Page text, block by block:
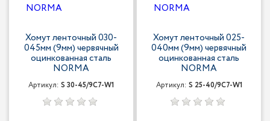
Хомут ленточный 030-
045мм (9мм) червячный
оцинкованная сталь
NORMA
Артикул: S 30-45/9С7-W1
Хомут ленточный 025-
040мм (9мм) червячный
оцинкованная сталь
NORMA
Артикул: S 25-40/9С7-W1